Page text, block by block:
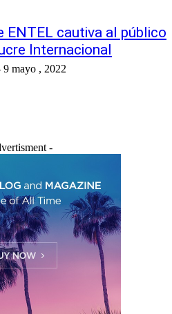
ENTEL cautiva al público
Internacional
9 mayo , 2022
-